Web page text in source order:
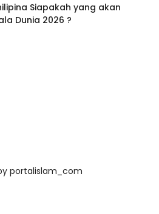
Siapakah yang akan
Dunia 2026 ?
portalislam_com